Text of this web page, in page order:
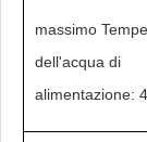
massimo
dell'acqua di
alimentazione: